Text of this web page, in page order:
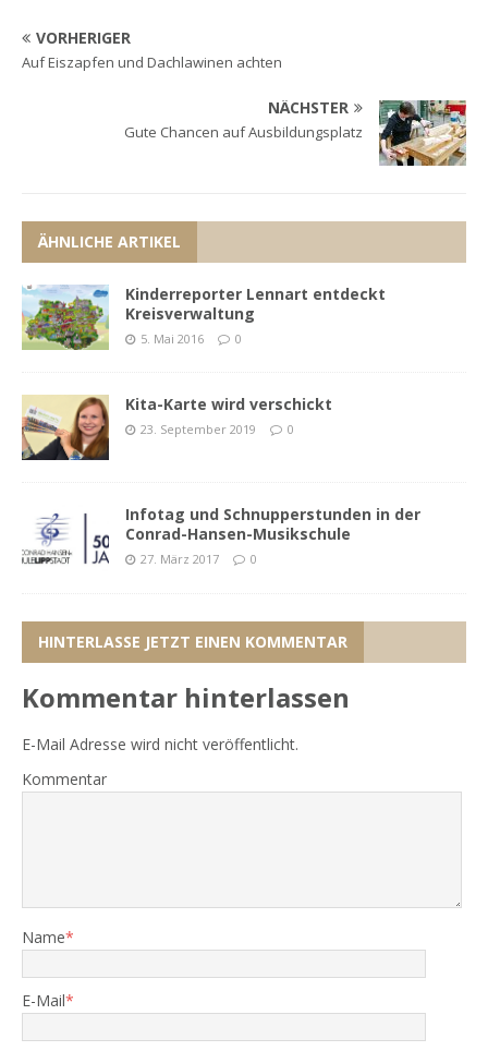
VORHERIGER
Auf Eiszapfen und Dachlawinen achten
NÄCHSTER
Gute Chancen auf Ausbildungsplatz
ÄHNLICHE ARTIKEL
Kinderreporter Lennart entdeckt
Kreisverwaltung
5. Mai 2016 0
Kita-Karte wird verschickt
23. September 2019 0
Infotag und Schnupperstunden in der
Conrad-Hansen-Musikschule
27. März 2017 0
HINTERLASSE JETZT EINEN KOMMENTAR
Kommentar hinterlassen
E-Mail Adresse wird nicht veröffentlicht.
Kommentar
Name*
E-Mail*